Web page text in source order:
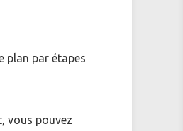
plan par étapes
vous pouvez